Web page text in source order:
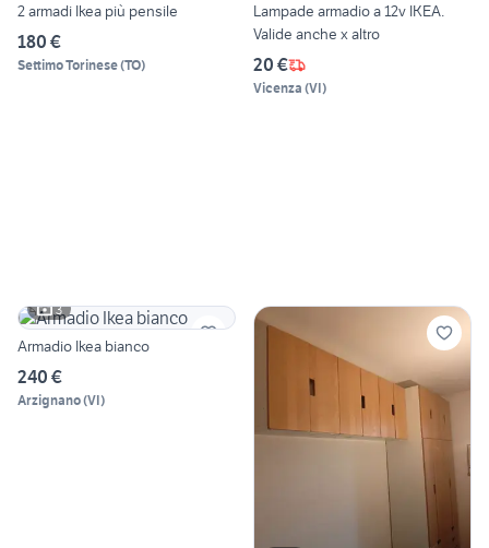
2 armadi Ikea più pensile
180 €
Settimo Torinese(TO)
Lampade armadio a 12v IKEA.
Valide anche x altro
20 €
Vicenza (VI)
3
Armadio Ikea bianco
240 €
Arzignano(VI)